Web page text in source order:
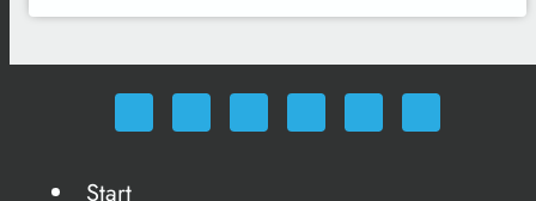
Start